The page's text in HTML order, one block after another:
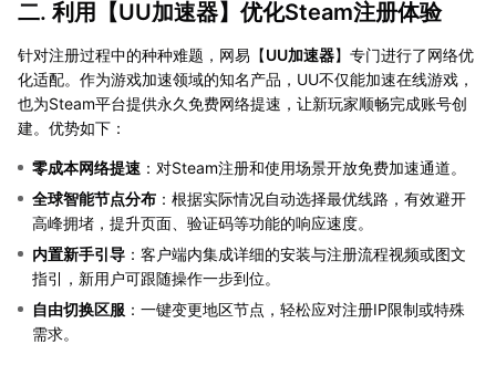
二. 利用【UU加速器】优化Steam注册体验
针对注册过程中的种种难题，网易【UU加速器】专门进行了网络优
化适配。作为游戏加速领域的知名产品，UU不仅能加速在线游戏，
也为Steam平台提供永久免费网络提速，让新玩家顺畅完成账号创
建。优势如下：
零成本网络提速 ：对Steam注册和使用场景开放免费加速通道。
全球智能节点分布 ：根据实际情况自动选择最优线路，有效避开
高峰拥堵，提升页面、验证码等功能的响应速度。
内置新手引导 ：客户端内集成详细的安装与注册流程视频或图文
指引，新用户可跟随操作一步到位。
自由切换区服 ：一键变更地区节点，轻松应对注册IP限制或特殊
需求。